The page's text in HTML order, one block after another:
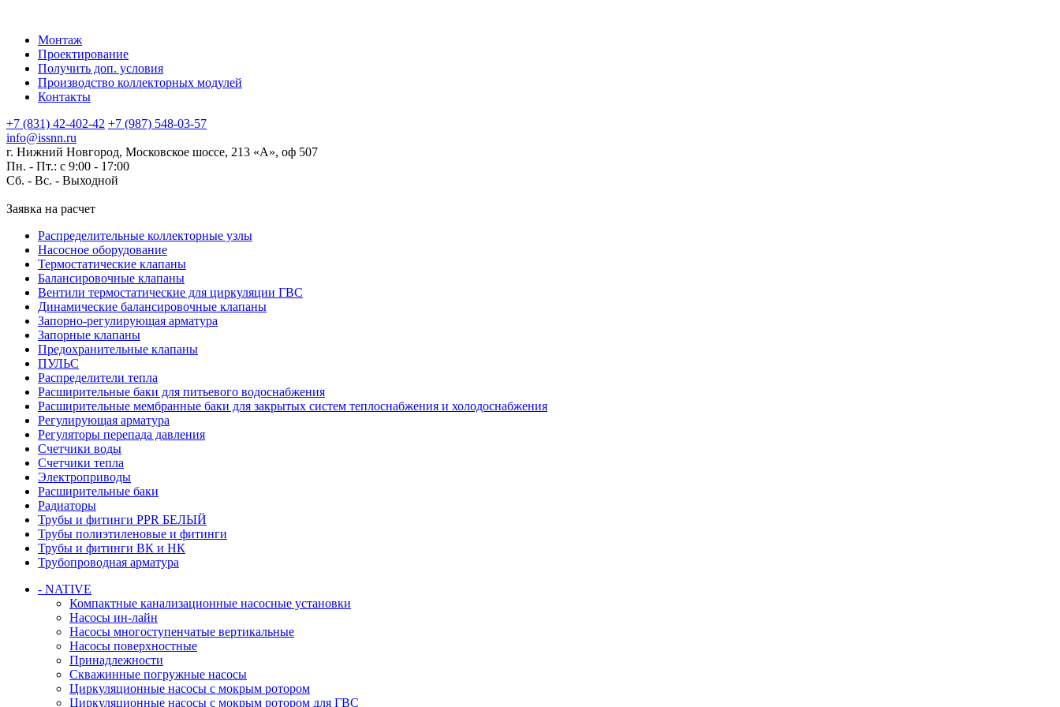
Монтаж
Проектирование
Получить доп. условия
Производство коллекторных модулей
Контакты
+7 (831) 42-402-42 +7 (987) 548-03-57
info@issnn.ru
г. Нижний Новгород, Московское шоссе, 213 «А», оф 507
Пн. - Пт.: с 9:00 - 17:00
Сб. - Вс. - Выходной
Заявка на расчет
Распределительные коллекторные узлы
Насосное оборудование
Термостатические клапаны
Балансировочные клапаны
Вентили термостатические для циркуляции ГВС
Динамические балансировочные клапаны
Запорно-регулирующая арматура
Запорные клапаны
Предохранительные клапаны
ПУЛЬС
Распределители тепла
Расширительные баки для питьевого водоснабжения
Расширительные мембранные баки для закрытых систем теплоснабжения и холодоснабжения
Регулирующая арматура
Регуляторы перепада давления
Счетчики воды
Счетчики тепла
Электроприводы
Расширительные баки
Радиаторы
Трубы и фитинги PPR БЕЛЫЙ
Трубы полиэтиленовые и фитинги
Трубы и фитинги ВК и НК
Трубопроводная арматура
- NATIVE
Компактные канализационные насосные установки
Насосы ин-лайн
Насосы многоступенчатые вертикальные
Насосы поверхностные
Принадлежности
Скважинные погружные насосы
Циркуляционные насосы с мокрым ротором
Циркуляционные насосы с мокрым ротором для ГВС